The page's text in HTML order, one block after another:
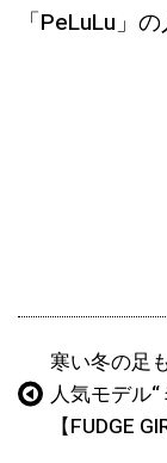
「PeLuLu」
寒い冬の足
人気モデル
【FUDGE